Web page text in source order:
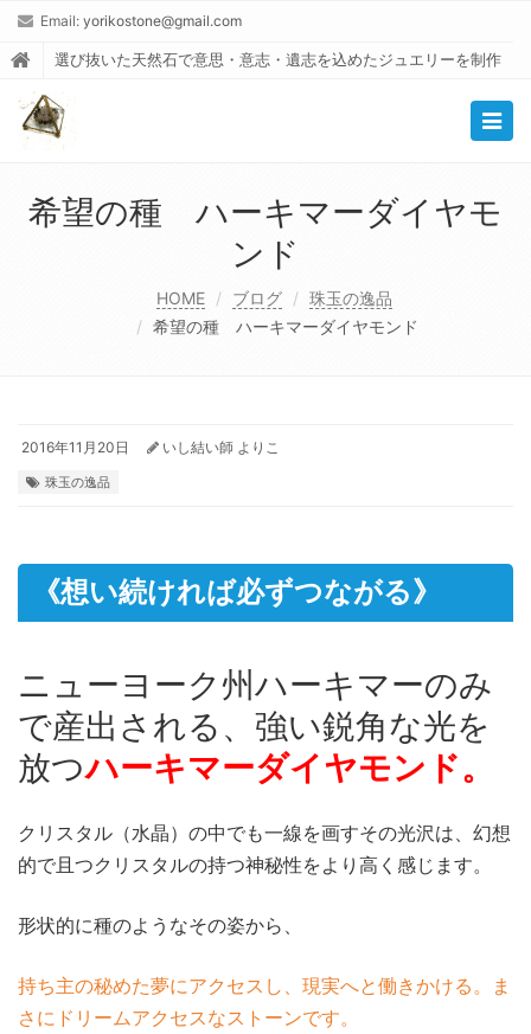
Email: yorikostone@gmail.com
選び抜いた天然石で意思・意志・遺志を込めたジュエリーを制作
希望の種 ハーキマーダイヤモ
ンド
HOME ブログ
珠玉の逸品
希望の種 ハーキマーダイヤモンド
2016年11月20日 いし結い師 よりこ
珠玉の逸品
《想い続ければ必ずつながる》
ニューヨーク州ハーキマーのみ
で産出される、強い鋭角な光を
放つハーキマーダイヤモンド。
クリスタル（水晶）の中でも一線を画すその光沢は、幻想
的で且つクリスタルの持つ神秘性をより高く感じます。
形状的に種のようなその姿から、
持ち主の秘めた夢にアクセスし、現実へと働きかける。ま
さにドリームアクセスなストーンです。